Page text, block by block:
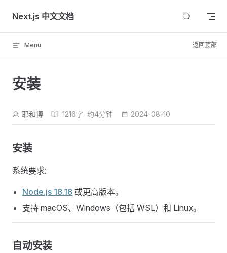
Skip to content
Next.js 中文文档
Menu 返回顶部
安装
耶和博 1216字 约4分钟 2024-08-10
安装
系统要求:
Node.js 18.18 或更高版本。
支持 macOS、Windows（包括 WSL）和 Linux。
自动安装